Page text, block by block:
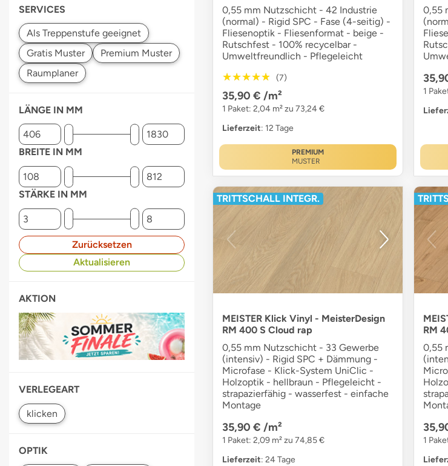
SERVICES
LÄNGE IN MM
BREITE IN MM
STÄRKE IN MM
Zurücksetzen
Aktualisieren
AKTION
VERLEGEART
OPTIK
0,55 mm Nutzschicht - 42 Industrie
(normal) - Rigid SPC - Fase (4-seitig) -
Fliesenoptik - Fliesenformat - beige -
Rutschfest - 100% recycelbar -
Umweltfreundlich - Pflegeleicht
★★★★★
★★★★★ (7)
35,90 € /m²
1 Paket: 2,04 m² zu 73,24 €
Lieferzeit: 12 Tage
PREMIUM
MUSTER
0,55
1
TRITTSCHALL INTEGR.
MEISTER Klick Vinyl - MeisterDesign
RM 400 S Cloud rap
0,55 mm Nutzschicht - 33 Gewerbe
(intensiv) - Rigid SPC + Dämmung -
Microfase - Klick-System UniClic -
Holzoptik - hellbraun - Pflegeleicht -
strapazierfähig - wasserfest - einfache
Montage
35,90 € /m²
1 Paket: 2,09 m² zu 74,85 €
Lieferzeit: 24 Tage
RM
0,55
1